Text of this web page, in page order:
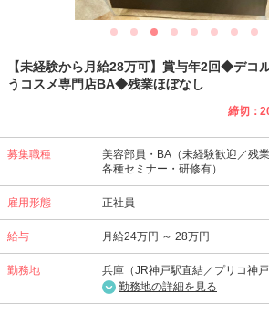
【未経験から月給28万可】賞与年2回◆デコ
うコスメ専門店BA◆残業ほぼなし
締切：
募集職種
美容部員・BA（未経験歓迎／残
各種セミナー・研修有）
雇用形態 正社員
給与 月給24万円 ～ 28万円
勤務地
兵庫（JR神戸駅直結／プリコ神戸
勤務地の詳細を見る